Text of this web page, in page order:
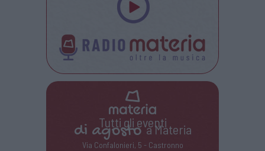
Tutti gli eventi
di agostoa Materia
Via Confalonieri, 5 - Castronno